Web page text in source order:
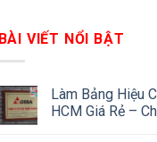
BÀI VIẾT NỔI BẬT
Làm Bảng Hiệu
HCM Giá Rẻ –